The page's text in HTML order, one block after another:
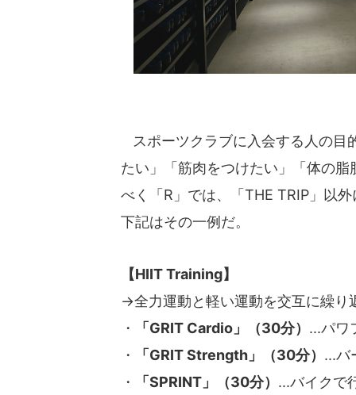
スポーツクラブに入会する人の目
たい」「筋肉をつけたい」「体の
べく「R」では、「THE TRIP」以
下記はその一例だ。
【HIIT Training】
→全力運動と軽い運動を交互に繰り
・
「GRIT Cardio」（30分） ...パワ
・
「GRIT Strength」（30分） ...バ
・
「SPRINT」（30分） ...バイクで